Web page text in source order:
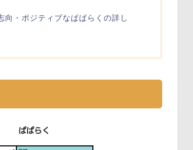
向・ポジティブなぱぱらくの詳し